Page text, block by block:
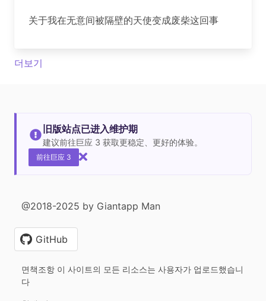
关于我在无意间被隔壁的天使变成废柴这回事
더보기
旧版站点已进入维护期
建议前往巨应 3 获取更稳定、更好的体验。
前往巨应 3
@2018-2025 by Giantapp Man
GitHub
면책조항 이 사이트의 모든 리소스는 사용자가 업로드했습니
다